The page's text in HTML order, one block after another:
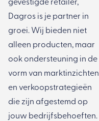
gevestigde retailer,
Dagros is je partner in
groei. Wij bieden niet
alleen producten, maar
ook ondersteuning in de
vorm van marktinzichten
en verkoopstrategieën
die zijn afgestemd op
jouw bedrijfsbehoeften.